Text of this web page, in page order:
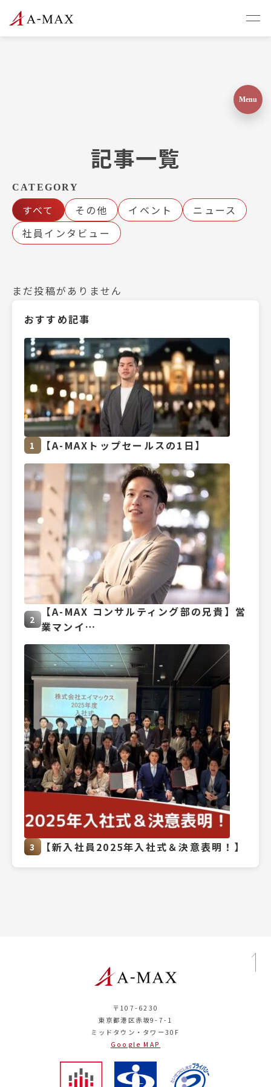
記事一覧
CATEGORY
すべて その他 イベント
ニュース
社員インタビュー
まだ投稿がありません
おすすめ記事
1 【A-MAXトップセールスの1日】
2
【A-MAX コンサルティング部の兄貴】営
業マンイ…
3 【新入社員2025年入社式＆決意表明！】
〒107-6230
東京都港区赤坂9-7-1
ミッドタウン・タワー30F
Google MAP